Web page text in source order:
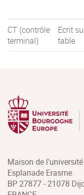
CT (contrôle
terminal)
Ecrit
table
Maison de l'université
Esplanade Erasme
BP 27877 - 21078